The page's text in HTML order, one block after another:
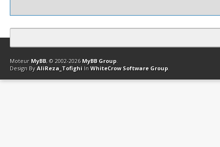
Contact Club Affiliation Retourner en haut Version bas-débit
Moteur MyBB, © 2002-2026 MyBB Group.
Design By AliReza_Tofighi In WhiteCrow Software Group.